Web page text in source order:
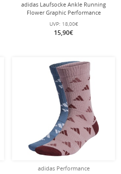
adidas Laufsocke Ankle Running
Flower Graphic Performance
schwarz/bunt - 1 Paar
UVP: 18,00€
15,90€
adidas Performance